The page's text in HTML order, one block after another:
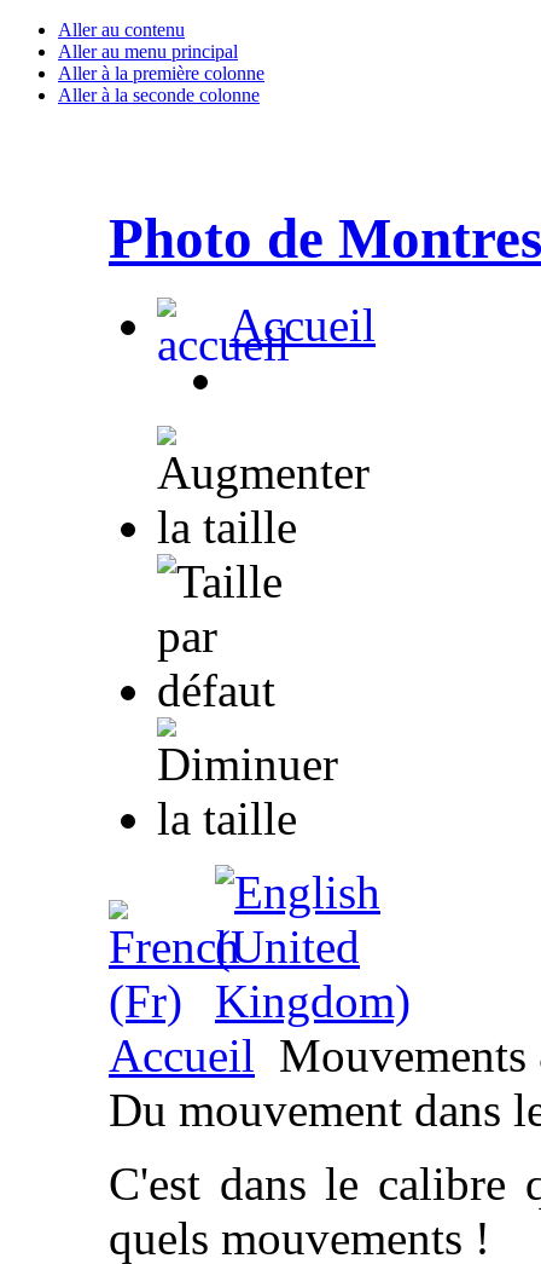
Aller au contenu
Aller au menu principal
Aller à la première colonne
Aller à la seconde colonne
Photo de Montres
Accueil
Accueil
Du mouvement dans
C'est dans le calibre
quels mouvements !